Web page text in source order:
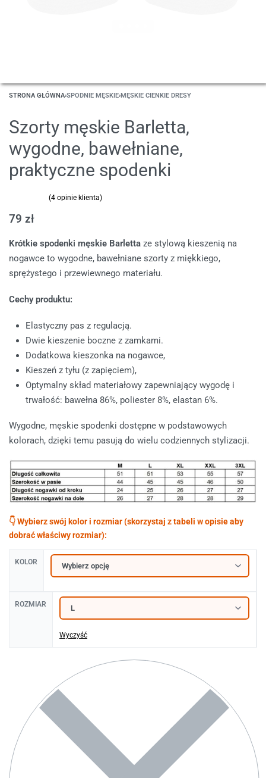
STRONA GŁÓWNA›SPODNIE MĘSKIE›MĘSKIE CIENKIE DRESY
Szorty męskie Barletta,
wygodne, bawełniane,
praktyczne spodenki
(4 opinie klienta)
79 zł
Krótkie spodenki męskie Barletta ze stylową kieszenią na
nogawce to wygodne, bawełniane szorty z miękkiego,
sprężystego i przewiewnego materiału.
Cechy produktu:
Elastyczny pas z regulacją.
Dwie kieszenie boczne z zamkami.
Dodatkowa kieszonka na nogawce,
Kieszeń z tyłu (z zapięciem),
Optymalny skład materiałowy zapewniający wygodę i
trwałość: bawełna 86%, poliester 8%, elastan 6%.
Wygodne, męskie spodenki dostępne w podstawowych
kolorach, dzięki temu pasują do wielu codziennych stylizacji.
KOLOR
ROZMIAR
Wyczyść